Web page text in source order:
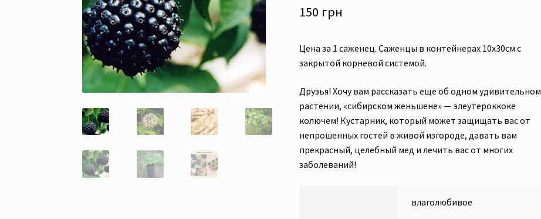
150 грн
Цена за 1 саженец. Саженцы в контейнерах 10х30см с
закрытой корневой системой.
Друзья! Хочу вам рассказать еще об одном удивительном
растении, «сибирском женьшене» — элеутероккоке
колючем! Кустарник, который может защищать вас от
непрошенных гостей в живой изгороде, давать вам
прекрасный, целебный мед и лечить вас от многих
заболеваний!
влаголюбивое